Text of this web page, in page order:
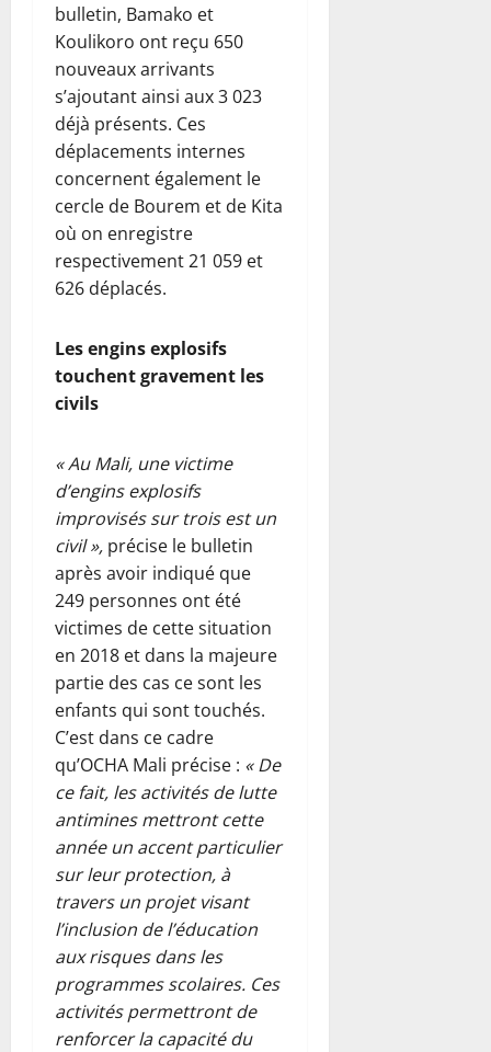
bulletin, Bamako et
Koulikoro ont reçu 650
nouveaux arrivants
s’ajoutant ainsi aux 3 023
déjà présents. Ces
déplacements internes
concernent également le
cercle de Bourem et de Kita
où on enregistre
respectivement 21 059 et
626 déplacés.
Les engins explosifs
touchent gravement les
civils
« Au Mali, une victime
d’engins explosifs
improvisés sur trois est un
civil », précise le bulletin
après avoir indiqué que
249 personnes ont été
victimes de cette situation
en 2018 et dans la majeure
partie des cas ce sont les
enfants qui sont touchés.
C’est dans ce cadre
qu’OCHA Mali précise : « De
ce fait, les activités de lutte
antimines mettront cette
année un accent particulier
sur leur protection, à
travers un projet visant
l’inclusion de l’éducation
aux risques dans les
programmes scolaires. Ces
activités permettront de
renforcer la capacité du